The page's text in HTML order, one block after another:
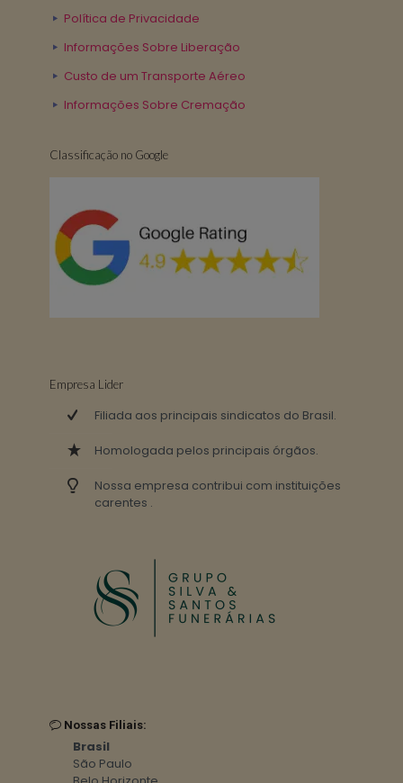
Política de Privacidade
Informações Sobre Liberação
Custo de um Transporte Aéreo
Informações Sobre Cremação
Classificação no Google
Empresa Lider
Filiada aos principais sindicatos do Brasil.
Homologada pelos principais órgãos.
Nossa empresa contribui com instituições
carentes .
Nossas Filiais:
Brasil
São Paulo